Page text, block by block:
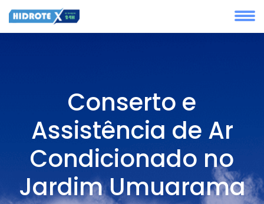
Conserto e
Assistência de Ar
Condicionado no
Jardim Umuarama